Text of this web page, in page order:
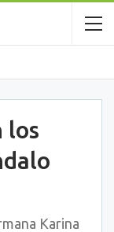
los
Karina